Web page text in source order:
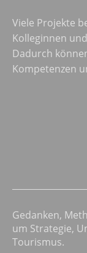
Viele Projekte
Kolleginnen
Dadurch
Kompetenzen
Gedanken,
um Strategie,
Tourismus.